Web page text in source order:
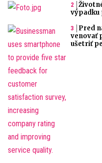
výpadku
Pred
venovať
ušetriť